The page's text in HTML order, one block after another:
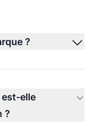
?
est-elle
?